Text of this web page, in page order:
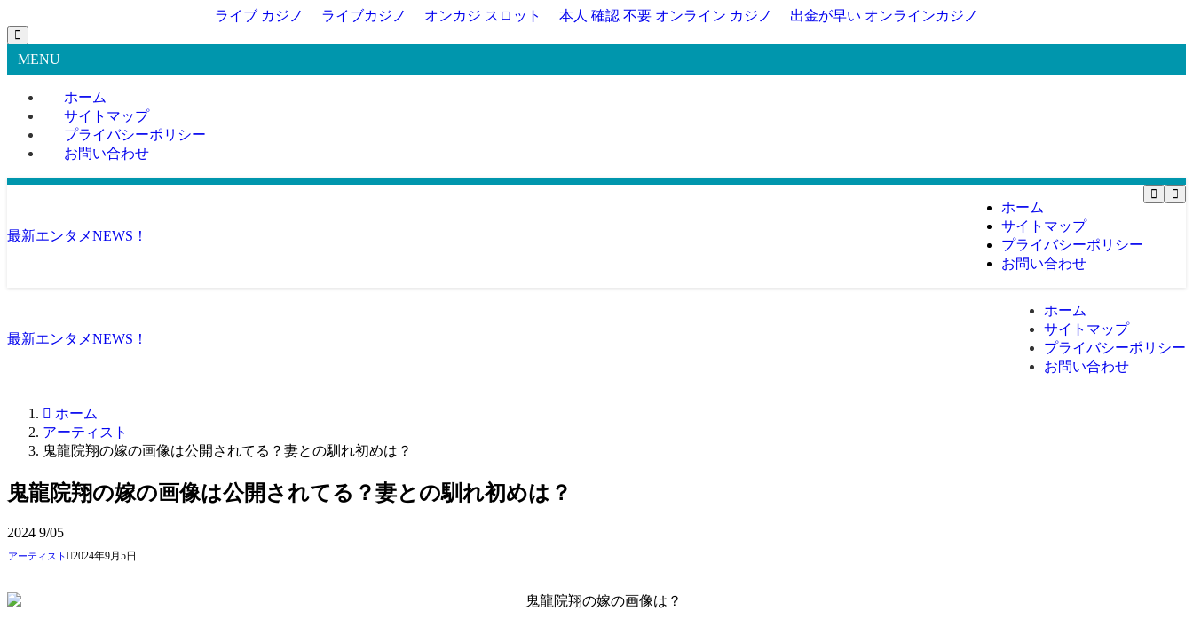
ライブ カジノ ライブカジノ オンカジ スロット 本人 確認 不要 オンライン カジノ 出金が早い オンラインカジノ
MENU
ホーム
サイトマップ
プライバシーポリシー
お問い合わせ
最新エンタメNEWS！
ホーム
サイトマップ
プライバシーポリシー
お問い合わせ
最新エンタメNEWS！
ホーム
サイトマップ
プライバシーポリシー
お問い合わせ
ホーム
アーティスト
鬼龍院翔の嫁の画像は公開されてる？妻との馴れ初めは？
鬼龍院翔の嫁の画像は公開されてる？妻との馴れ初めは？
2024 9/05
アーティスト 2024年9月5日